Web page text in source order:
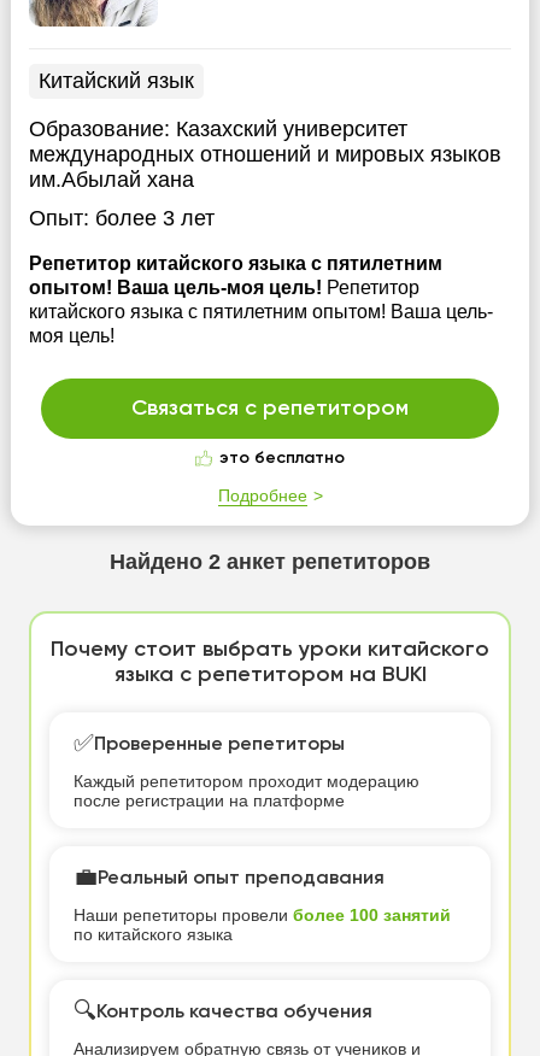
Китайский язык
Образование: Казахский университет
международных отношений и мировых языков
им.Абылай хана
Опыт: более 3 лет
Репетитор китайского языка с пятилетним
опытом! Ваша цель-моя цель! Репетитор
китайского языка с пятилетним опытом! Ваша цель-
моя цель!
Связаться с репетитором
это бесплатно
Подробнее
Найдено 2 анкет репетиторов
Почему стоит выбрать уроки китайского
языка с репетитором на BUKI
✅Проверенные репетиторы
Каждый репетитором проходит модерацию
после регистрации на платформе
💼Реальный опыт преподавания
Наши репетиторы провели более 100 занятий
по китайского языка
🔍Контроль качества обучения
Анализируем обратную связь от учеников и